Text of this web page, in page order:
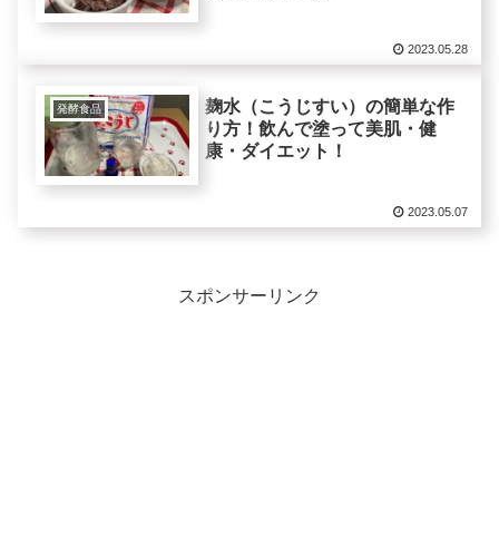
2023.05.28
発酵食品
麹水（こうじすい）の簡単な作
り方！飲んで塗って美肌・健
康・ダイエット！
2023.05.07
スポンサーリンク